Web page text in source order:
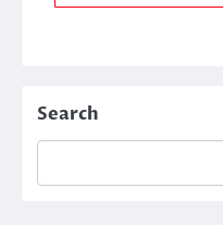
Search